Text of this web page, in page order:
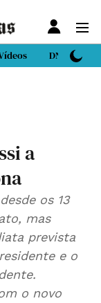
DN Sport
a
os 13
mas
prevista
e o
o novo